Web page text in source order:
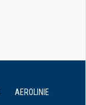
AEROLINIE